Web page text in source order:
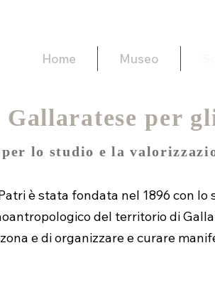
Home Museo
Gallaratese per
per lo studio e la
è stata fondata nel 1896 con
del territorio di
e di organizzare e curare